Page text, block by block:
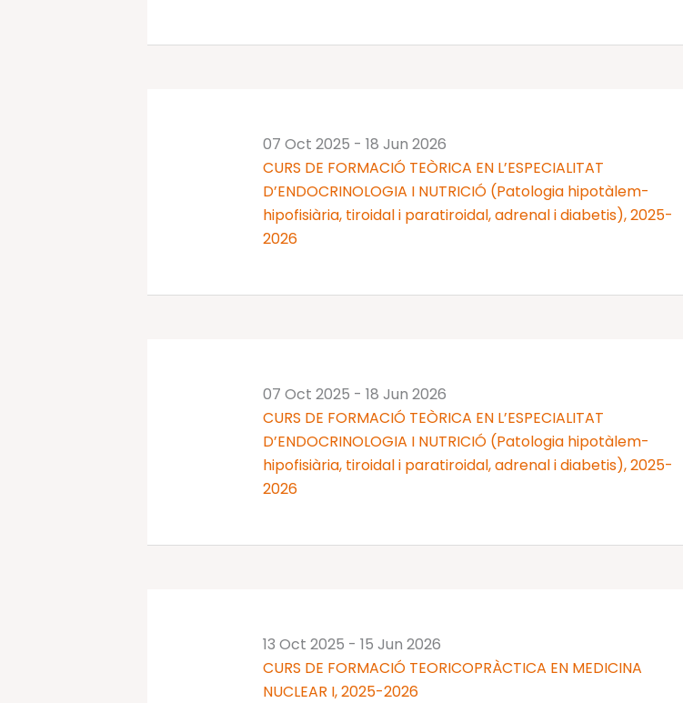
CURS DE FORMACIÓ TEÒRICA EN L’ESPECIALITAT
D’ENDOCRINOLOGIA I NUTRICIÓ (Patologia hipotàlem-
hipofisiària, tiroidal i paratiroidal, adrenal i diabetis), 2025-
2026
07 Oct 2025 - 18 Jun 2026
CURS DE FORMACIÓ TEÒRICA EN L’ESPECIALITAT
D’ENDOCRINOLOGIA I NUTRICIÓ (Patologia hipotàlem-
hipofisiària, tiroidal i paratiroidal, adrenal i diabetis), 2025-
2026
07 Oct 2025 - 18 Jun 2026
CURS DE FORMACIÓ TEORICOPRÀCTICA EN MEDICINA
NUCLEAR I, 2025-2026
13 Oct 2025 - 15 Jun 2026